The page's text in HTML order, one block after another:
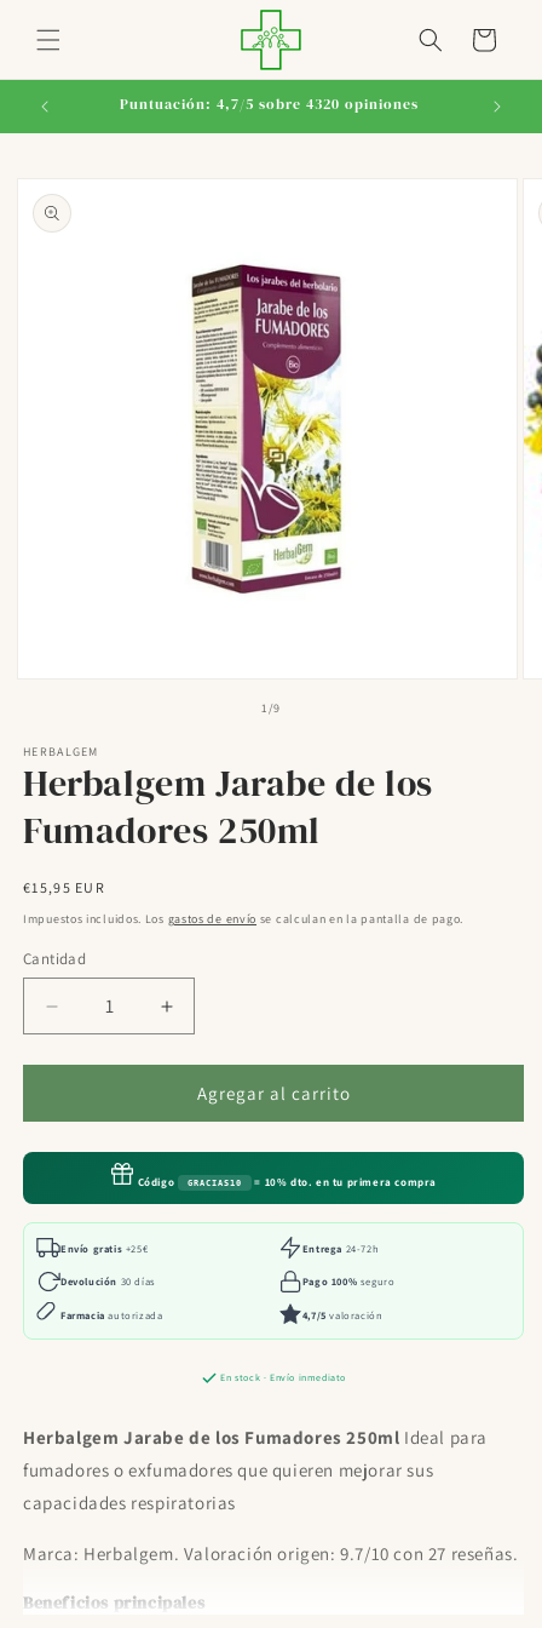
directamente
al contenido
Carrito
Puntuación: 4,7/5 sobre 4320 opiniones
a la
información
en
una
ventana
1/de
9
HERBALGEM
Herbalgem Jarabe de los
Fumadores 250ml
Precio
habitual
€15,95 EUR
Impuestos incluidos. Los gastos de envío se calculan en la pantalla de pago.
Cantidad
Reducir
cantidad
para
Jarabe
250ml
Aumentar
cantidad
para
Herbalgem
Jarabe
los
Fumadores
250ml
Agregar al carrito
Código GRACIAS10 = 10% dto. en tu primera compra
Envío gratis +25€ Entrega 24-72h
Devolución 30 días Pago 100% seguro
Farmacia autorizada 4,7/5 valoración
En stock · Envío inmediato
Herbalgem Jarabe de los Fumadores 250ml Ideal para
fumadores o exfumadores que quieren mejorar sus
capacidades respiratorias
Marca: Herbalgem. Valoración origen: 9.7/10 con 27 reseñas.
Beneficios principales